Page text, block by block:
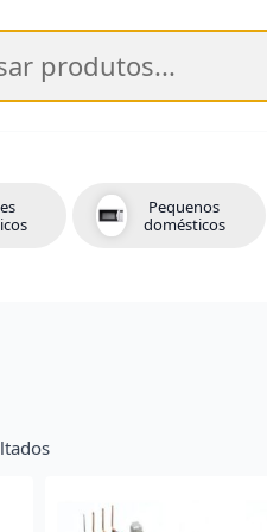
Pequenos
domésticos